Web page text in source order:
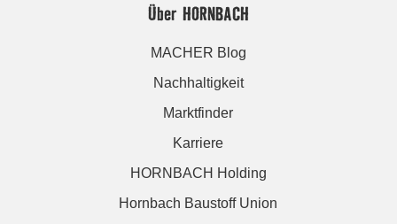
Über HORNBACH
MACHER Blog
Nachhaltigkeit
Marktfinder
Karriere
HORNBACH Holding
Hornbach Baustoff Union